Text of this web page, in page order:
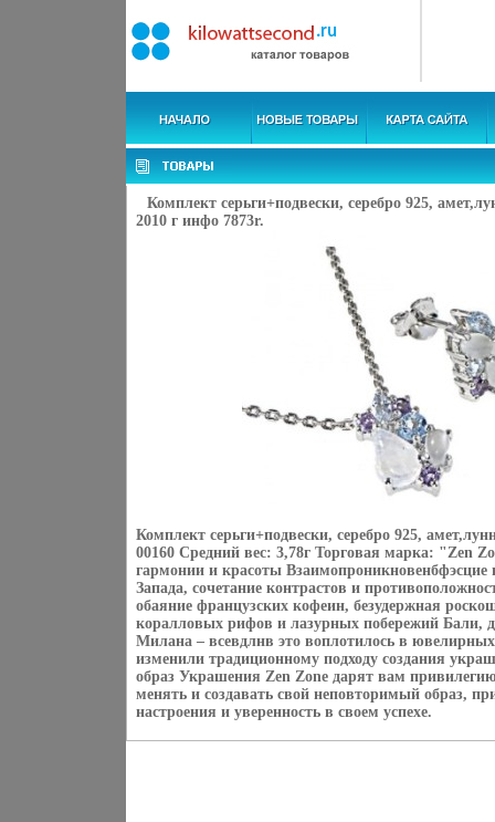
Комплект серьги+подвески, серебро 925,
2010 г инфо 7873r.
Комплект серьги+подвески, серебро 925,
00160 Средний вес: 3,78г Торговая марка: "Zen
гармонии и красоты Взаимопроникновенбфэсцие
Запада, сочетание контрастов и
обаяние французских кофеин, безудержная
коралловых рифов и лазурных побережий Бали,
Милана – всевдлнв это воплотилось в
изменили традиционному подходу создания
образ Украшения Zen Zone дарят вам
менять и создавать свой неповторимый образ,
настроения и уверенность в своем успехе.